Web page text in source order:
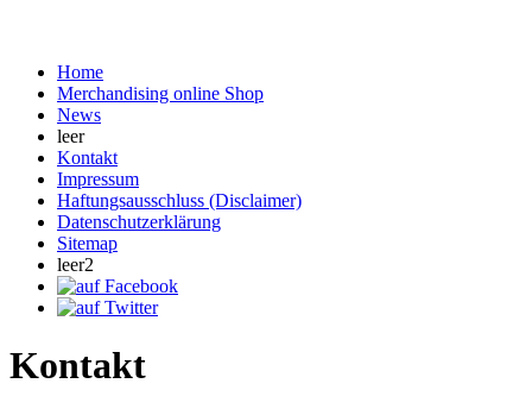
Home
Merchandising online Shop
News
leer
Kontakt
Impressum
Haftungsausschluss (Disclaimer)
Datenschutzerklärung
Sitemap
leer2
Kontakt